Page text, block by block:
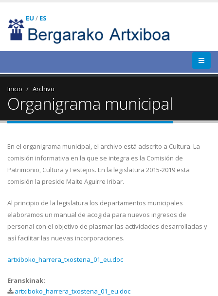
EU / ES
Inicio Archivo
Organigrama municipal
En el organigrama municipal, el archivo está adscrito a Cultura. La
comisión informativa en la que se integra es la Comisión de
Patrimonio, Cultura y Festejos. En la legislatura 2015-2019 esta
comisión la preside Maite Aguirre Iribar.
Al principio de la legislatura los departamentos municipales
elaboramos un manual de acogida para nuevos ingresos de
personal con el objetivo de plasmar las actividades desarrolladas y
así facilitar las nuevas incorporaciones.
artxiboko_harrera_txostena_01_eu.doc
Eranskinak:
artxiboko_harrera_txostena_01_eu.doc